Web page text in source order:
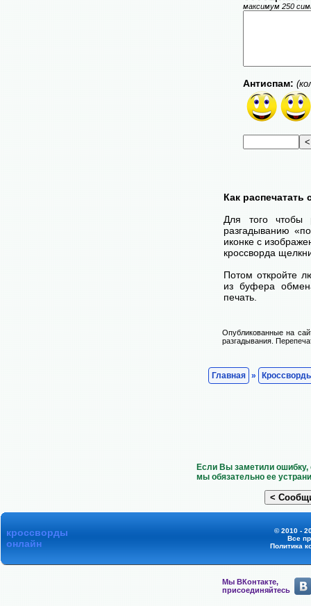
максимум 250
Антиспам:
Как
Для того чтобы
разгадыванию
иконке с
кроссворда
Потом откройте
из буфера
печать.
Опубликованные на
разгадывания.
Главная »
Если Вы заметили
мы обязательно ее
кроссворды
онлайн
© 2010 -
Все
Политика
Мы ВКонтакте,
присоединяйтесь